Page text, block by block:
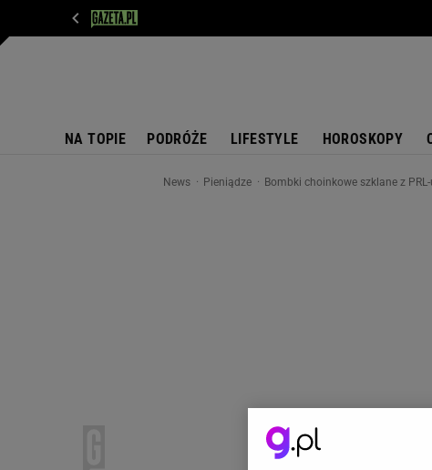
NA TOPIE PODRÓŻE LIFESTYLE HOROSKOPY
News Pieniądze Bombki choinkowe szklane z